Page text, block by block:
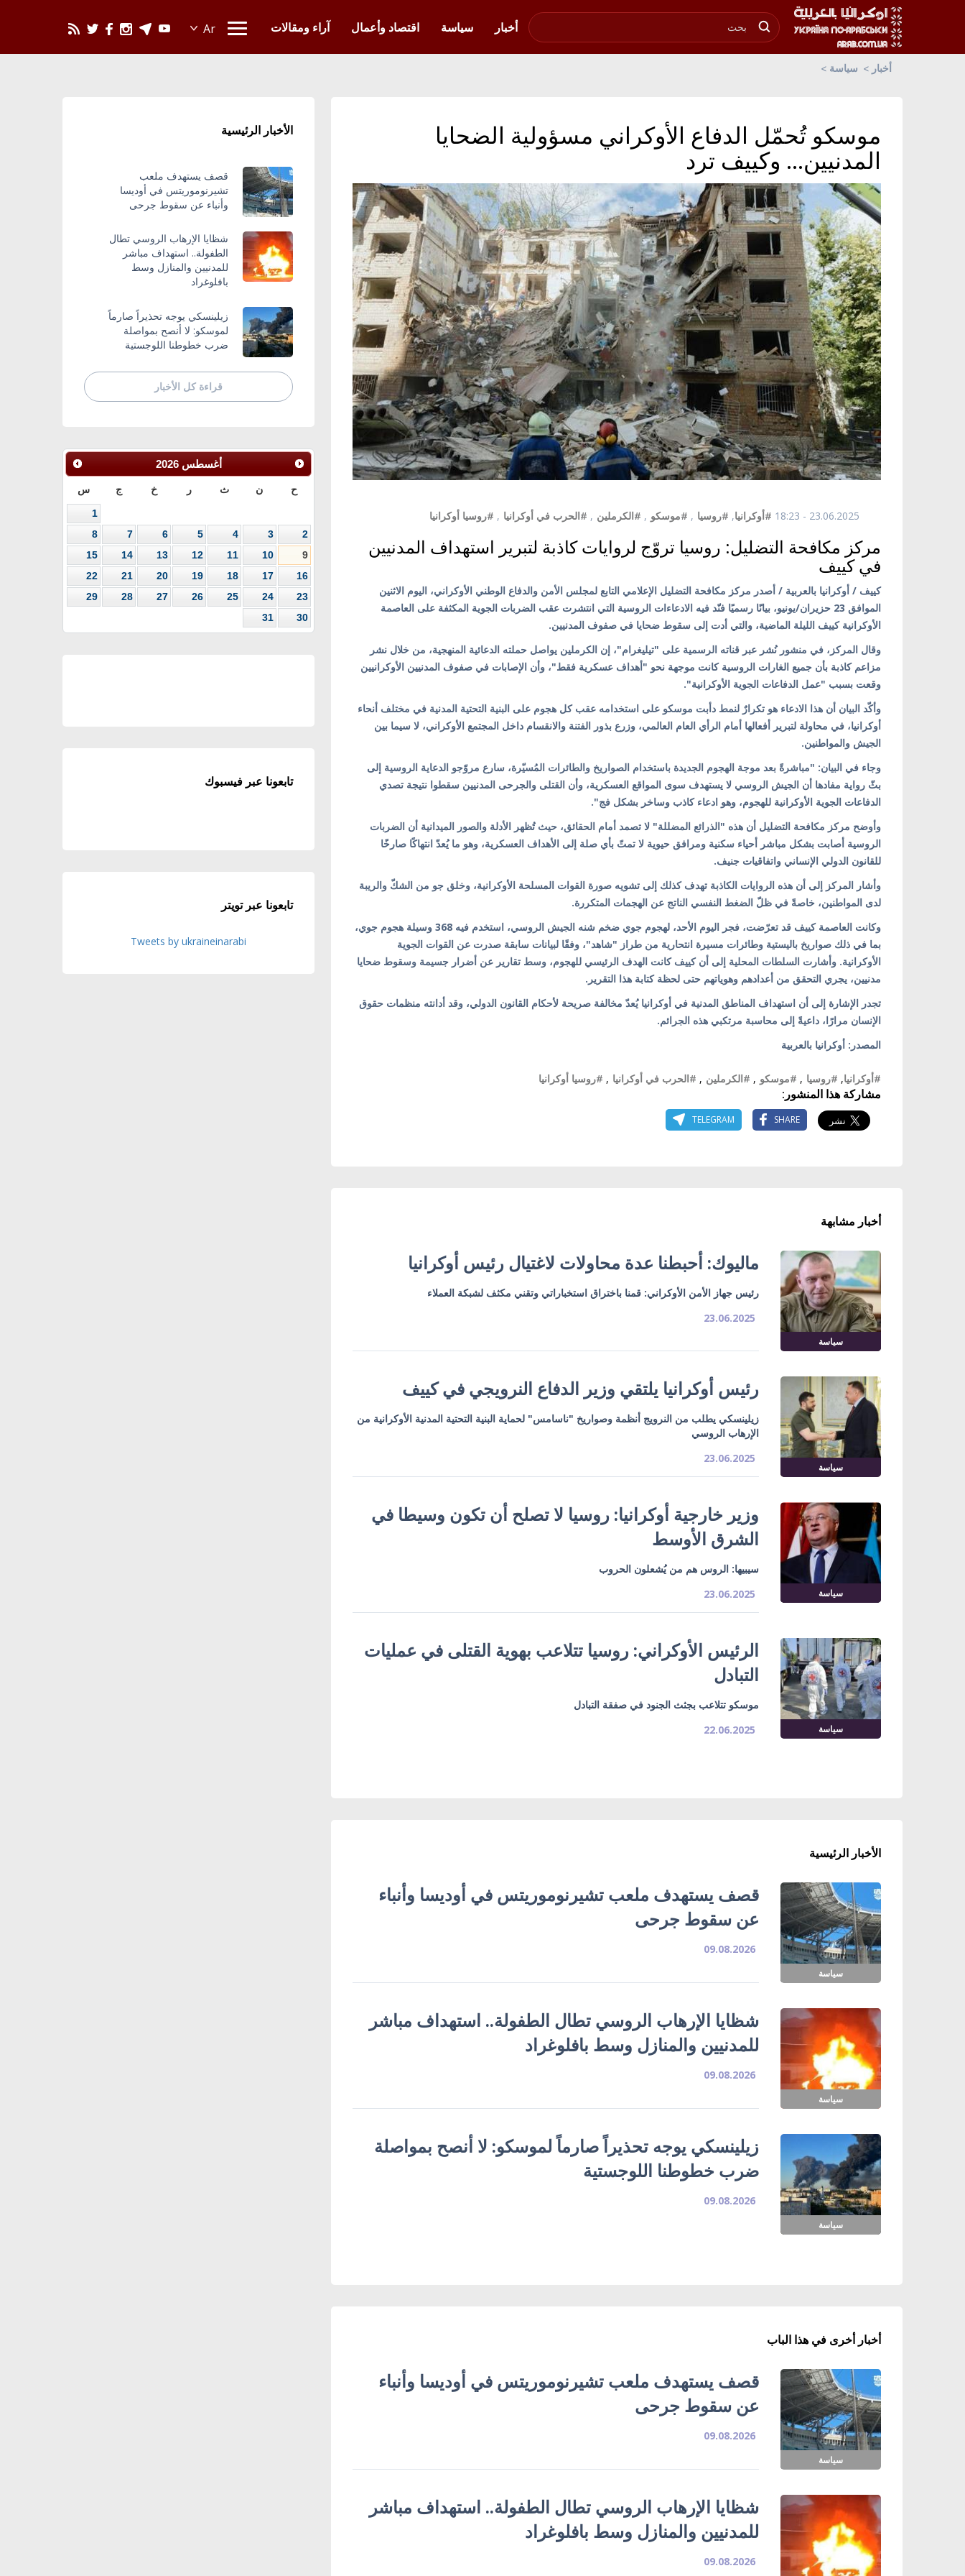
أخبار
سياسة اقتصاد وأعمال آراء ومقالات
أخبار سياسة
موسكو تُحمّل الدفاع الأوكراني مسؤولية الضحايا
المدنيين... وكييف ترد
23.06.2025 - 18:23 #أوكرانيا, #روسيا , #موسكو , #الكرملين , #الحرب في أوكرانيا , #روسيا أوكرانيا
مركز مكافحة التضليل: روسيا تروّج لروايات كاذبة لتبرير استهداف المدنيين
في كييف
كييف / أوكرانيا بالعربية / أصدر مركز مكافحة التضليل الإعلامي التابع لمجلس الأمن والدفاع الوطني الأوكراني، اليوم الاثنين
الموافق 23 حزيران/يونيو، بيانًا رسميًا فنّد فيه الادعاءات الروسية التي انتشرت عقب الضربات الجوية المكثفة على العاصمة
الأوكرانية كييف الليلة الماضية، والتي أدت إلى سقوط ضحايا في صفوف المدنيين.
وقال المركز، في منشور نُشر عبر قناته الرسمية على "تيليغرام"، إن الكرملين يواصل حملته الدعائية المنهجية، من خلال نشر
مزاعم كاذبة بأن جميع الغارات الروسية كانت موجهة نحو "أهداف عسكرية فقط"، وأن الإصابات في صفوف المدنيين الأوكرانيين
وقعت بسبب "عمل الدفاعات الجوية الأوكرانية".
وأكّد البيان أن هذا الادعاء هو تكرارٌ لنمط دأبت موسكو على استخدامه عقب كل هجوم على البنية التحتية المدنية في مختلف أنحاء
أوكرانيا، في محاولة لتبرير أفعالها أمام الرأي العام العالمي، وزرع بذور الفتنة والانقسام داخل المجتمع الأوكراني، لا سيما بين
الجيش والمواطنين.
وجاء في البيان: "مباشرةً بعد موجة الهجوم الجديدة باستخدام الصواريخ والطائرات المُسيّرة، سارع مروّجو الدعاية الروسية إلى
بثّ رواية مفادها أن الجيش الروسي لا يستهدف سوى المواقع العسكرية، وأن القتلى والجرحى المدنيين سقطوا نتيجة تصدي
الدفاعات الجوية الأوكرانية للهجوم، وهو ادعاء كاذب وساخر بشكل فج".
وأوضح مركز مكافحة التضليل أن هذه "الذرائع المضللة" لا تصمد أمام الحقائق، حيث تُظهر الأدلة والصور الميدانية أن الضربات
الروسية أصابت بشكل مباشر أحياء سكنية ومرافق حيوية لا تمتّ بأي صلة إلى الأهداف العسكرية، وهو ما يُعدّ انتهاكًا صارخًا
للقانون الدولي الإنساني واتفاقيات جنيف.
وأشار المركز إلى أن هذه الروايات الكاذبة تهدف كذلك إلى تشويه صورة القوات المسلحة الأوكرانية، وخلق جو من الشكّ والريبة
لدى المواطنين، خاصةً في ظلّ الضغط النفسي الناتج عن الهجمات المتكررة.
وكانت العاصمة كييف قد تعرّضت، فجر اليوم الأحد، لهجوم جوي ضخم شنه الجيش الروسي، استخدم فيه 368 وسيلة هجوم جوي،
بما في ذلك صواريخ باليستية وطائرات مسيرة انتحارية من طراز "شاهد"، وفقًا لبيانات سابقة صدرت عن القوات الجوية
الأوكرانية. وأشارت السلطات المحلية إلى أن كييف كانت الهدف الرئيسي للهجوم، وسط تقارير عن أضرار جسيمة وسقوط ضحايا
مدنيين، يجري التحقق من أعدادهم وهوياتهم حتى لحظة كتابة هذا التقرير.
تجدر الإشارة إلى أن استهداف المناطق المدنية في أوكرانيا يُعدّ مخالفة صريحة لأحكام القانون الدولي، وقد أدانته منظمات حقوق
الإنسان مرارًا، داعيةً إلى محاسبة مرتكبي هذه الجرائم.
المصدر: أوكرانيا بالعربية
#أوكرانيا, #روسيا , #موسكو , #الكرملين , #الحرب في أوكرانيا , #روسيا أوكرانيا
مشاركة هذا المنشور:
SHARE
TELEGRAM
أخبار مشابهة
سياسة
ماليوك: أحبطنا عدة محاولات لاغتيال رئيس أوكرانيا
رئيس جهاز الأمن الأوكراني: قمنا باختراق استخباراتي وتقني مكثف لشبكة العملاء
23.06.2025
سياسة
رئيس أوكرانيا يلتقي وزير الدفاع النرويجي في كييف
زيلينسكي يطلب من النرويج أنظمة وصواريخ "ناسامس" لحماية البنية التحتية المدنية الأوكرانية من
الإرهاب الروسي
23.06.2025
سياسة
وزير خارجية أوكرانيا: روسيا لا تصلح أن تكون وسيطا في
الشرق الأوسط
سيبيها: الروس هم من يُشعلون الحروب
23.06.2025
سياسة
الرئيس الأوكراني: روسيا تتلاعب بهوية القتلى في عمليات
التبادل
موسكو تتلاعب بجثث الجنود في صفقة التبادل
22.06.2025
الأخبار الرئيسية
سياسة
قصف يستهدف ملعب تشيرنوموريتس في أوديسا وأنباء
عن سقوط جرحى
09.08.2026
سياسة
شظايا الإرهاب الروسي تطال الطفولة.. استهداف مباشر
للمدنيين والمنازل وسط بافلوغراد
09.08.2026
سياسة
زيلينسكي يوجه تحذيراً صارماً لموسكو: لا أنصح بمواصلة
ضرب خطوطنا اللوجستية
09.08.2026
أخبار أخرى في هذا الباب
سياسة
قصف يستهدف ملعب تشيرنوموريتس في أوديسا وأنباء
عن سقوط جرحى
09.08.2026
شظايا الإرهاب الروسي تطال الطفولة.. استهداف مباشر
للمدنيين والمنازل وسط بافلوغراد
09.08.2026
الأخبار الرئيسية
قصف يستهدف ملعب
تشيرنوموريتس في أوديسا
وأنباء عن سقوط جرحى
شظايا الإرهاب الروسي تطال
الطفولة.. استهداف مباشر
للمدنيين والمنازل وسط
بافلوغراد
زيلينسكي يوجه تحذيراً صارماً
لموسكو: لا أنصح بمواصلة
ضرب خطوطنا اللوجستية
قراءة كل الأخبار
أغسطس 2026
ح ن ث ر خ ج س
1
2
3
4
5
6
7
8
9
10
11
12
13
14
15
16
17
18
19
20
21
22
23
24
25
26
27
28
29
30
31
تابعونا عبر فيسبوك
تابعونا عبر تويتر
Tweets by ukraineinarabi